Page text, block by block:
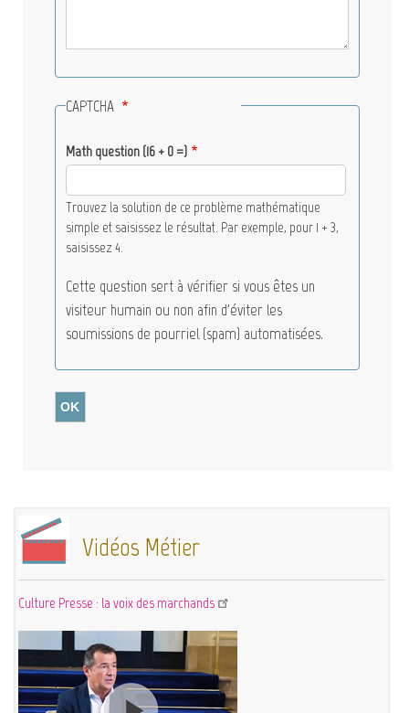
CAPTCHA
Math question (16 + 0 =)
Trouvez la solution de ce problème mathématique
simple et saisissez le résultat. Par exemple, pour 1 + 3,
saisissez 4.
Cette question sert à vérifier si vous êtes un
visiteur humain ou non afin d'éviter les
soumissions de pourriel (spam) automatisées.
Vidéos Métier
Culture Presse : la voix des marchands